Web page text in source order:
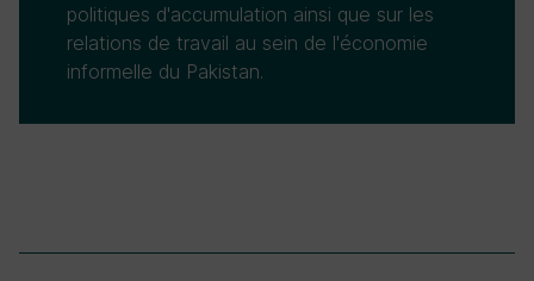
politiques d'accumulation ainsi que sur les
relations de travail au sein de l'économie
informelle du Pakistan.